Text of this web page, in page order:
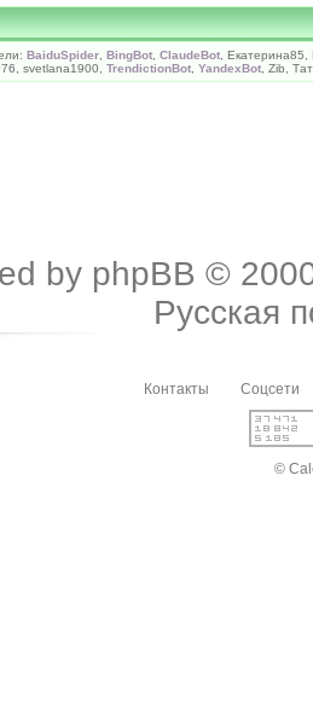
BaiduSpider BingBot ClaudeBot ,
svetlana1900, TrendictionBot YandexBot , Zib,
by phpBB ©
Русская
Контакты Соцсети
©